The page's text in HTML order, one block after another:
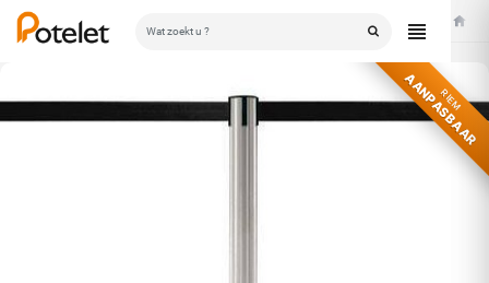
Home
RIEM
AANPASBAAR